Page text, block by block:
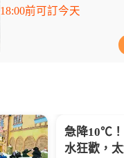
18:00前可訂今天
假期，讓你的暑
急降10℃
水狂歡，